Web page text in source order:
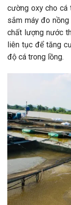
cường oxy cho cá
sắm máy đo
chất lượng nước
liên tục để tăng
độ cá trong lồng.